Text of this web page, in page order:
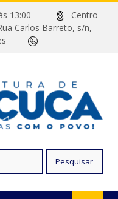
às 13:00
Centro
Carlos Barreto, s/n,